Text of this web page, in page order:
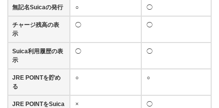
無記名Suicaの発行 ○ ◯
チャージ残高の表
示
◯ ◯
Suica利用履歴の表
示
◯ ◯
JRE POINTを貯め
る
○ ○
JRE POINTをSuica
× ◯